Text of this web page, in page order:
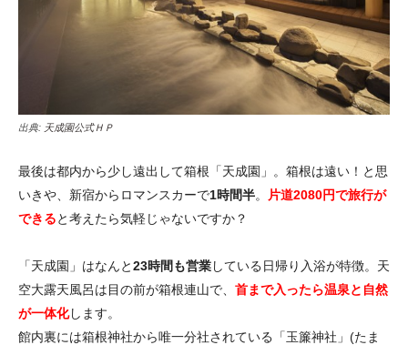
出典: 天成園公式ＨＰ
最後は都内から少し遠出して箱根「天成園」。箱根は遠い！と思
いきや、新宿からロマンスカーで1時間半。
片道2080円で旅行が
できると考えたら気軽じゃないですか？
「天成園」はなんと23時間も営業している日帰り入浴が特徴。天
空大露天風呂は目の前が箱根連山で、 首まで入ったら温泉と自然
が一体化します。
館内裏には箱根神社から唯一分社されている「玉簾神社」(たま